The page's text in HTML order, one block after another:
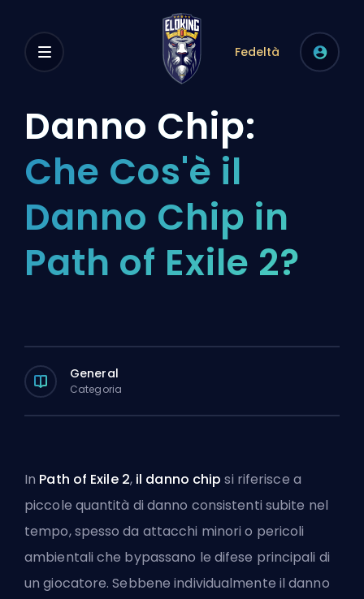
Fedeltà
Danno Chip:
Che Cos'è il
Danno Chip in
Path of Exile 2?
General
Categoria
In Path of Exile 2, il danno chip si riferisce a
piccole quantità di danno consistenti subite nel
tempo, spesso da attacchi minori o pericoli
ambientali che bypassano le difese principali di
un giocatore. Sebbene individualmente il danno